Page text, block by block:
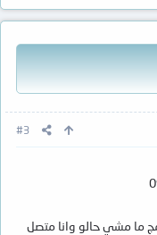
#3
ما مشي حالو وانا متصل